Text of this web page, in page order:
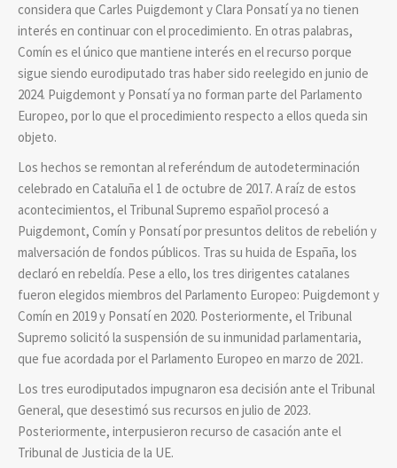
considera que Carles Puigdemont y Clara Ponsatí ya no tienen
interés en continuar con el procedimiento. En otras palabras,
Comín es el único que mantiene interés en el recurso porque
sigue siendo eurodiputado tras haber sido reelegido en junio de
2024. Puigdemont y Ponsatí ya no forman parte del Parlamento
Europeo, por lo que el procedimiento respecto a ellos queda sin
objeto.
Los hechos se remontan al referéndum de autodeterminación
celebrado en Cataluña el 1 de octubre de 2017. A raíz de estos
acontecimientos, el Tribunal Supremo español procesó a
Puigdemont, Comín y Ponsatí por presuntos delitos de rebelión y
malversación de fondos públicos. Tras su huida de España, los
declaró en rebeldía. Pese a ello, los tres dirigentes catalanes
fueron elegidos miembros del Parlamento Europeo: Puigdemont y
Comín en 2019 y Ponsatí en 2020. Posteriormente, el Tribunal
Supremo solicitó la suspensión de su inmunidad parlamentaria,
que fue acordada por el Parlamento Europeo en marzo de 2021.
Los tres eurodiputados impugnaron esa decisión ante el Tribunal
General, que desestimó sus recursos en julio de 2023.
Posteriormente, interpusieron recurso de casación ante el
Tribunal de Justicia de la UE.